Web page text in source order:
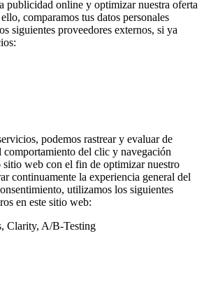
publicidad online y optimizar nuestra oferta
comparamos tus datos personales
siguientes proveedores externos, si ya
podemos rastrear y evaluar de
comportamiento del clic y navegación
sitio web con el fin de optimizar nuestro
continuamente la experiencia general del
utilizamos los siguientes
en este sitio web:
Clarity, A/B-Testing